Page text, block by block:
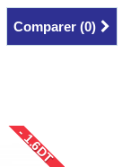
Comparer (0)
- 1.6DT